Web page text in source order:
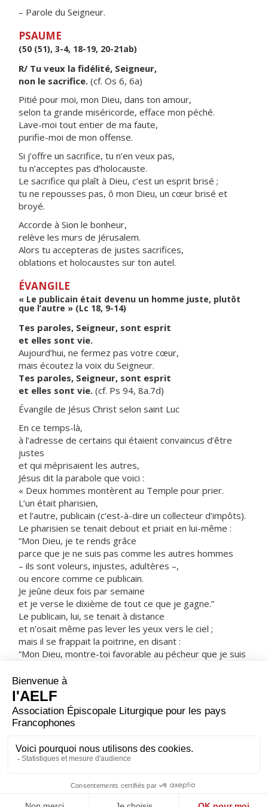
– Parole du Seigneur.
PSAUME
(50 (51), 3-4, 18-19, 20-21ab)
R/ Tu veux la fidélité, Seigneur,
non le sacrifice. (cf. Os 6, 6a)
Pitié pour moi, mon Dieu, dans ton amour,
selon ta grande miséricorde, efface mon péché.
Lave-moi tout entier de ma faute,
purifie-moi de mon offense.
Si j’offre un sacrifice, tu n’en veux pas,
tu n’acceptes pas d’holocauste.
Le sacrifice qui plaît à Dieu, c’est un esprit brisé ;
tu ne repousses pas, ô mon Dieu, un cœur brisé et
broyé.
Accorde à Sion le bonheur,
relève les murs de Jérusalem.
Alors tu accepteras de justes sacrifices,
oblations et holocaustes sur ton autel.
ÉVANGILE
« Le publicain était devenu un homme juste, plutôt
que l’autre » (Lc 18, 9-14)
Tes paroles, Seigneur, sont esprit
et elles sont vie.
Aujourd’hui, ne fermez pas votre cœur,
mais écoutez la voix du Seigneur.
Tes paroles, Seigneur, sont esprit
et elles sont vie. (cf. Ps 94, 8a.7d)
Évangile de Jésus Christ selon saint Luc
En ce temps-là,
à l’adresse de certains qui étaient convaincus d’être
justes
et qui méprisaient les autres,
Jésus dit la parabole que voici :
« Deux hommes montèrent au Temple pour prier.
L’un était pharisien,
et l’autre, publicain (c’est-à-dire un collecteur d’impôts).
Le pharisien se tenait debout et priait en lui-même :
“Mon Dieu, je te rends grâce
parce que je ne suis pas comme les autres hommes
– ils sont voleurs, injustes, adultères –,
ou encore comme ce publicain.
Je jeûne deux fois par semaine
et je verse le dixième de tout ce que je gagne.”
Le publicain, lui, se tenait à distance
et n’osait même pas lever les yeux vers le ciel ;
mais il se frappait la poitrine, en disant :
“Mon Dieu, montre-toi favorable au pécheur que je suis
Je vous le déclare :
quand ce dernier redescendit dans sa maison,
c’est lui qui était devenu un homme juste,
plutôt que l’autre.
Qui s’élève sera abaissé ;
qui s’abaisse sera élevé. »
– Acclamons la Parole de Dieu.